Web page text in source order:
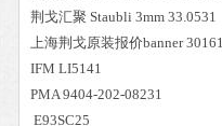
荆戈汇聚 Staubli 3mm 33.0531
上海荆戈原装报价banner
IFM LI5141
PMA 9404-202-08231
E93SC25